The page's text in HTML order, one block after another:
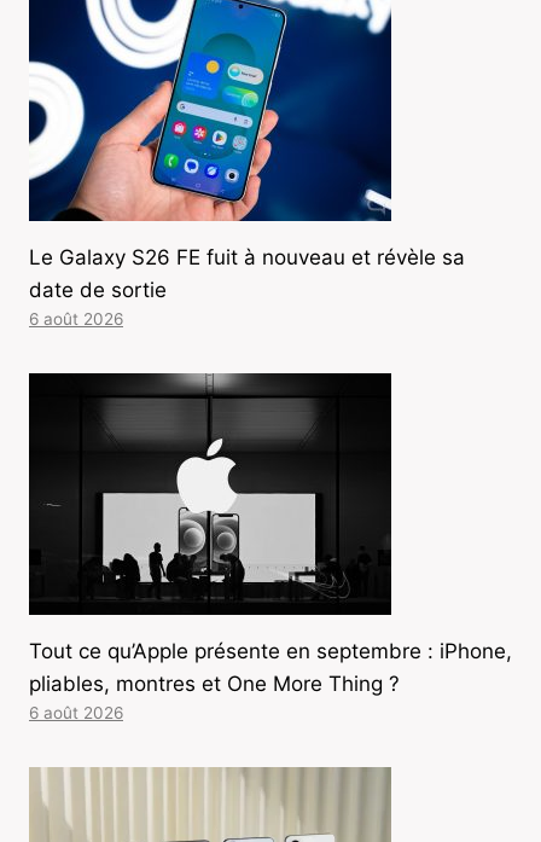
Le Galaxy S26 FE fuit à nouveau et révèle sa
date de sortie
6 août 2026
Tout ce qu’Apple présente en septembre : iPhone,
pliables, montres et One More Thing ?
6 août 2026